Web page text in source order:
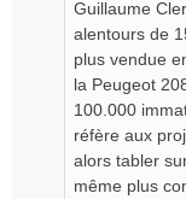
Guillaume
alentours de
plus vendue
la Peugeot
100.000
réfère aux
alors tabler
même plus